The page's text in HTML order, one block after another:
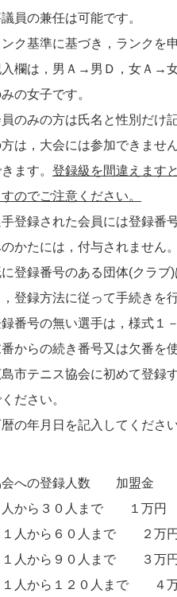
員の兼任は可能です。
ク基準に基づき，ランクを
欄は，男Ａ→男Ｄ，女Ａ→
の女子です。
のみの方は氏名と性別だけ
は，大会には参加できませ
ます。 登録級を間違えます
すのでご注意ください。
登録された会員には登録番
かたには，付与されません。
に登録番号のある団体(クラブ
登録方法に従って手続きを
番号の無い選手は，様式１
からの続き番号又は欠番を
島市テニス協会に初めて登録
ださい。
の年月日を記入してくださ
会への登録人数 加盟金
人から３０人まで １万円
１人から６０人まで ２万円
１人から９０人まで ３万円
１人から１２０人まで ４